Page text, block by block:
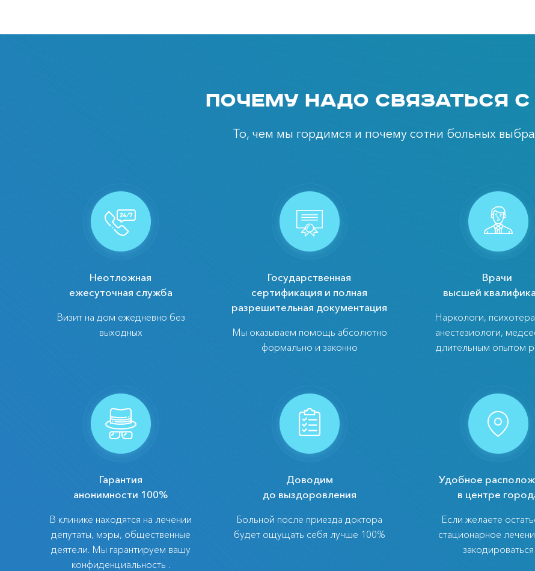
Почему надо связаться
То, чем мы гордимся и почему сотни больных
Неотложная
ежесуточная служба
Визит на дом ежедневно без
выходных
Государственная
сертификация и полная
разрешительная документация
Мы оказываем помощь абсолютно
формально и законно
Врачи
высшей
Наркологи,
анестезиологи,
длительным опытом
Гарантия
анонимности 100%
В клинике находятся на лечении
депутаты, мэры, общественные
деятели. Мы гарантируем вашу
конфиденциальность .
Доводим
до выздоровления
Больной после приезда доктора
будет ощущать себя лучше 100%
Удобное
в центре
Если желаете
стационарное
закодироваться